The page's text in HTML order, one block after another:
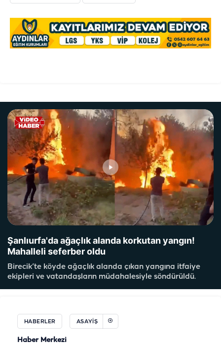
Şanlıurfa'da ağaçlık alanda korkutan yangın!
Mahalleli seferber oldu
Birecik’te köyde ağaçlık alanda çıkan yangına itfaiye
ekipleri ve vatandaşların müdahalesiyle söndürüldü.
HABERLER ASAYIŞ
Haber Merkezi